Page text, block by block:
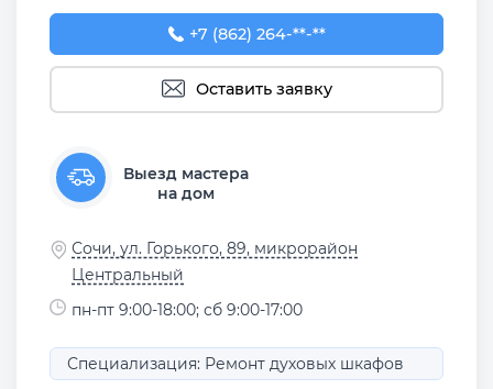
+7 (862) 264-33-22
+7 (862) 264-**-**
Оставить заявку
Выезд мастера
на дом
Сочи, ул. Горького, 89, микрорайон
Центральный
пн-пт 9:00-18:00; сб 9:00-17:00
Специализация: Ремонт духовых шкафов